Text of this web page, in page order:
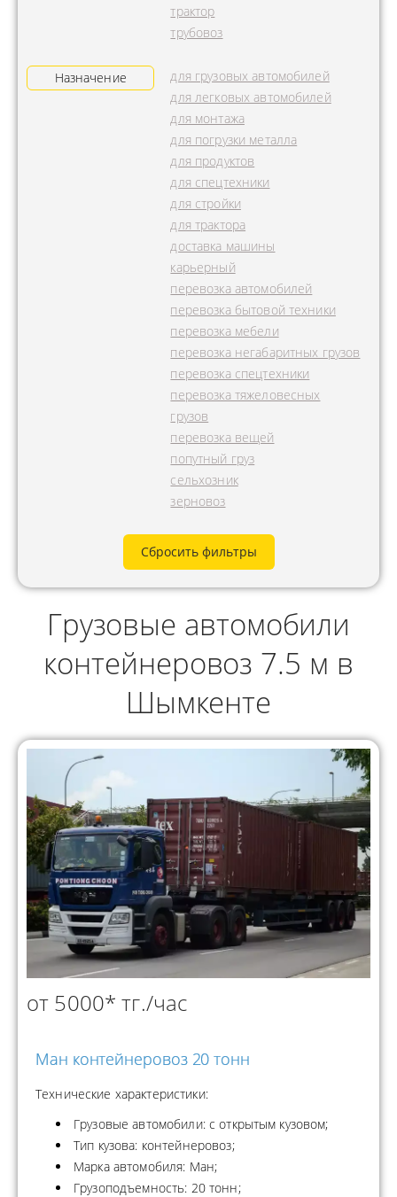
трактор
трубовоз
Назначение
для грузовых автомобилей
для легковых автомобилей
для монтажа
для погрузки металла
для продуктов
для спецтехники
для стройки
для трактора
доставка машины
карьерный
перевозка автомобилей
перевозка бытовой техники
перевозка мебели
перевозка негабаритных грузов
перевозка спецтехники
перевозка тяжеловесных
грузов
перевозка вещей
попутный груз
сельхозник
зерновоз
Сбросить фильтры
Грузовые автомобили
контейнеровоз 7.5 м в
Шымкенте
от 5000* тг./час
Ман контейнеровоз 20 тонн
Технические характеристики:
Грузовые автомобили: с открытым кузовом;
Тип кузова: контейнеровоз;
Марка автомобиля: Ман;
Грузоподъемность: 20 тонн;